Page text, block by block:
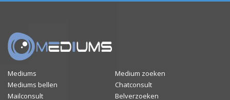
Mediums
Medium zoeken
Mediums bellen
Chatconsult
Mailconsult
Belverzoeken